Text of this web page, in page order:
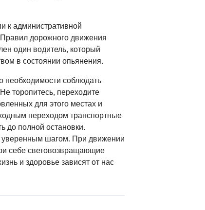
к административной
дорожного движения
один водитель, который
в состоянии опьянения.
необходимости соблюдать
торопитесь, переходите
для этого местах и
переходом транспортные
до полной остановки.
уверенным шагом. При движении
себе световозвращающие
и здоровье зависят от нас